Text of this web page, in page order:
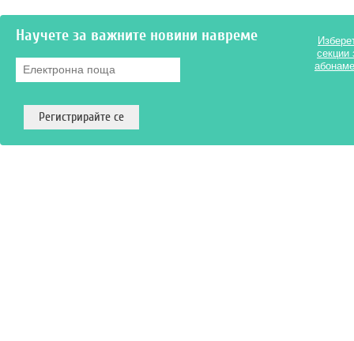
секции
Научете за важните новини навреме
Електронна поща